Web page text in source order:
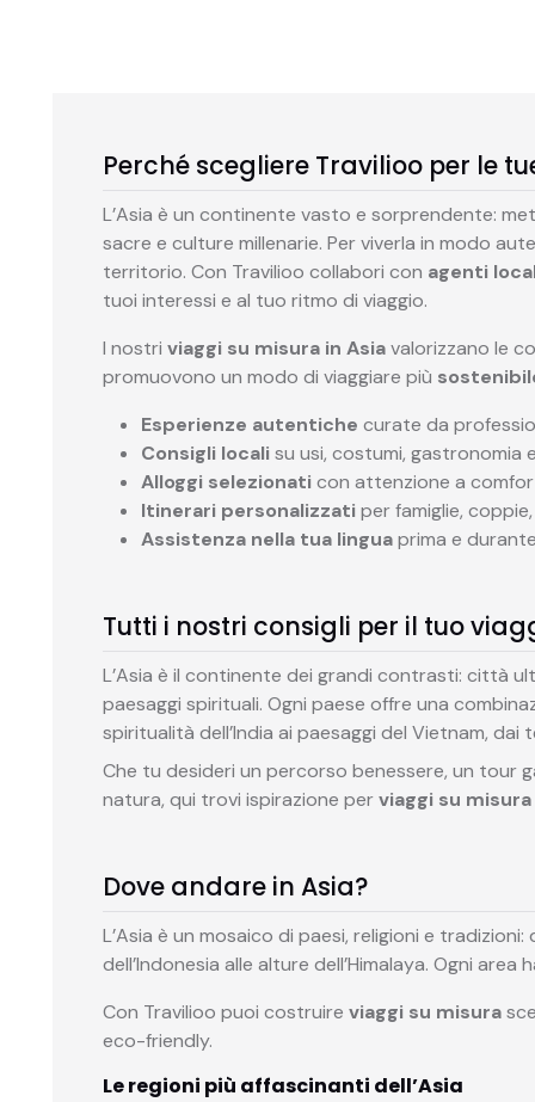
Perché scegliere Travilioo per le
L’Asia è un continente vasto e sorprendente:
sacre e culture millenarie. Per viverla in modo
territorio. Con Travilioo collabori con agenti
tuoi interessi e al tuo ritmo di viaggio.
I nostriviaggi su misura in Asiavalorizzano le
promuovono un modo di viaggiare più
Esperienze autentiche curate da
Consigli localisu usi, costumi, gastronomia
Alloggi selezionaticon attenzione a
Itinerari personalizzatiper famiglie,
Assistenza nella tua linguaprima e
Tutti i nostri consigli per il tuo
L’Asia è il continente dei grandi contrasti: città
paesaggi spirituali. Ogni paese offre una
spiritualità dell’India ai paesaggi del Vietnam,
Che tu desideri un percorso benessere, un tour
natura, qui trovi ispirazione perviaggi su misura
Dove andare in Asia?
L’Asia è un mosaico di paesi, religioni e
dell’Indonesia alle alture dell’Himalaya. Ogni
Con Travilioo puoi costruireviaggi su misura
eco-friendly.
Le regioni più affascinanti dell’Asia